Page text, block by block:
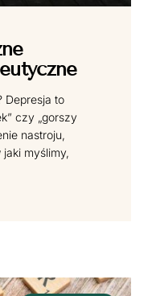
Depresja to
czy „gorszy
nastroju,
jaki myślimy,